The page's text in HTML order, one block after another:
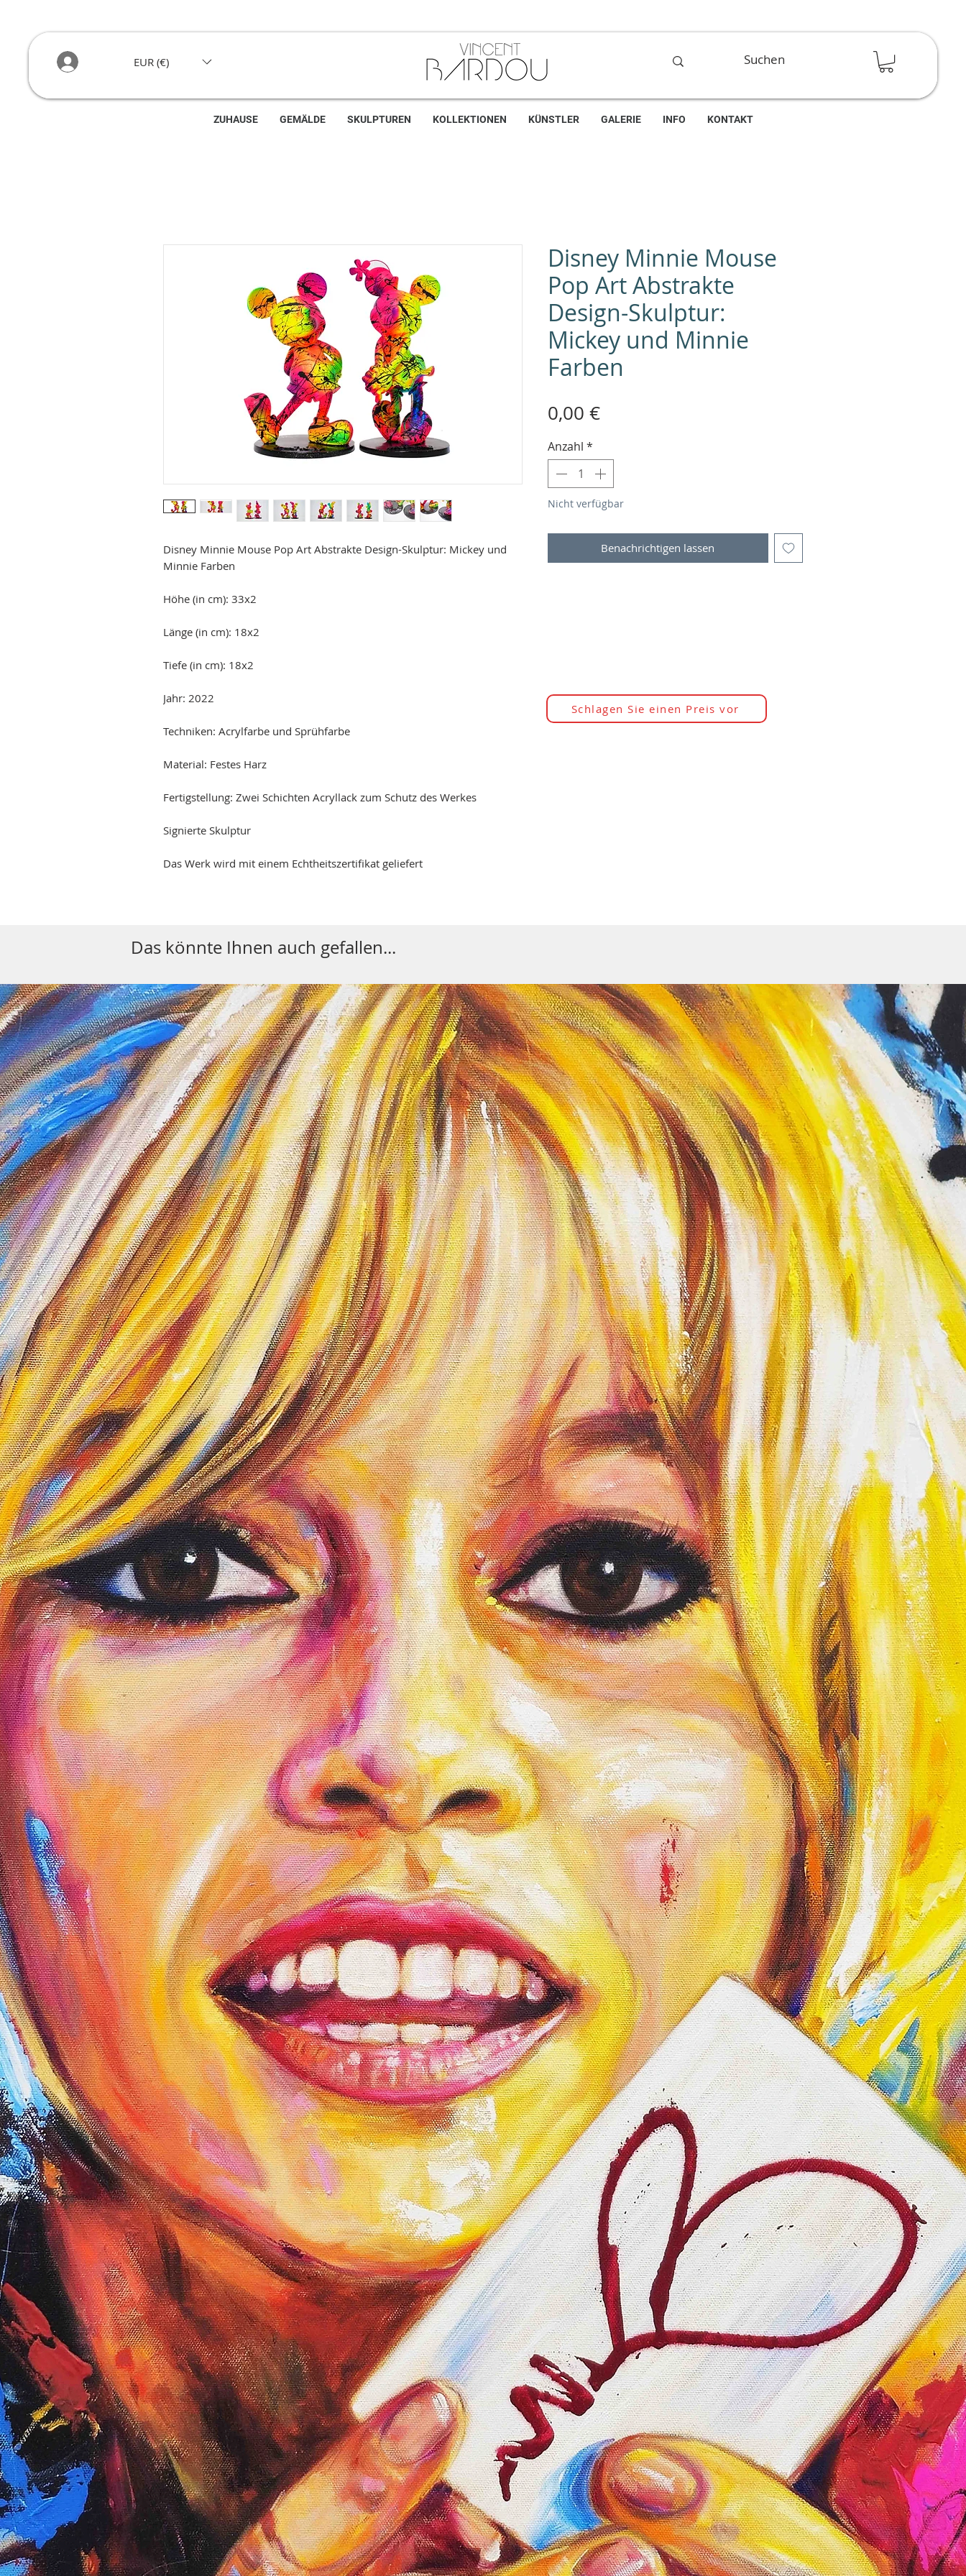
EUR (€)
ZUHAUSE GEMÄLDE SKULPTUREN KOLLEKTIONEN KÜNSTLER GALERIE INFO KONTAKT
Disney Minnie Mouse Pop Art Abstrakte Design-Skulptur: Mickey und
Minnie Farben
Höhe (in cm): 33x2
Länge (in cm): 18x2
Tiefe (in cm): 18x2
Jahr: 2022
Techniken: Acrylfarbe und Sprühfarbe
Material: Festes Harz
Fertigstellung: Zwei Schichten Acryllack zum Schutz des Werkes
Signierte Skulptur
Das Werk wird mit einem Echtheitszertifikat geliefert
Disney Minnie Mouse
Pop Art Abstrakte
Design-Skulptur:
Mickey und Minnie
Farben
0,00 €Preis
Anzahl *
Nicht verfügbar
Benachrichtigen lassen
Schlagen Sie einen Preis vor
Das könnte Ihnen auch gefallen...